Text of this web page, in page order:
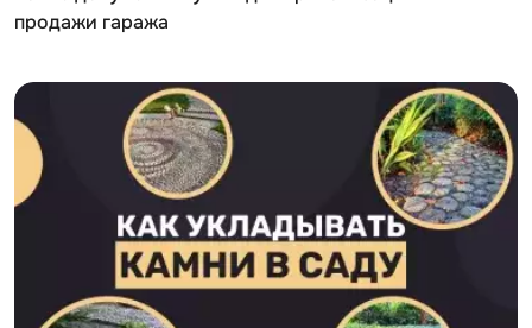
продажи гаража